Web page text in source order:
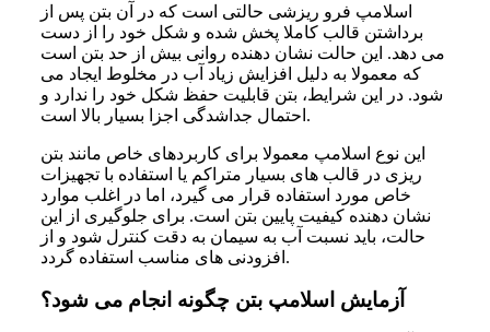
اسلامپ فرو ریزشی حالتی است که در آن بتن پس از
برداشتن قالب کاملا پخش شده و شکل خود را از دست
می دهد. این حالت نشان دهنده روانی بیش از حد بتن است
که معمولا به دلیل افزایش زیاد آب در مخلوط ایجاد می
شود. در این شرایط، بتن قابلیت حفظ شکل خود را ندارد و
احتمال جداشدگی اجزا بسیار بالا است.
این نوع اسلامپ معمولا برای کاربردهای خاص مانند بتن
ریزی در قالب های بسیار متراکم یا استفاده با تجهیزات
خاص مورد استفاده قرار می گیرد، اما در اغلب موارد
نشان دهنده کیفیت پایین بتن است. برای جلوگیری از این
حالت، باید نسبت آب به سیمان به دقت کنترل شود و از
افزودنی های مناسب استفاده گردد.
آزمایش اسلامپ بتن چگونه انجام می شود؟